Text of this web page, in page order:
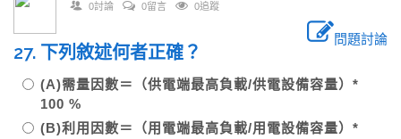
0討論 0留言 0追蹤
問題討論
27. 下列敘述何者正確？
(A)需量因數＝（供電端最高負載/供電設備容量）*
100 %
(B)利用因數＝（用電端最高負載/用電設備容量）*